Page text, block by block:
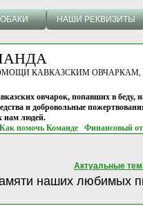
НАШИ РЕКВИЗИТЫ
КАВКАЗСКИМ ОВЧАРКАМ, г.
овчарок, попавших в беду,
и добровольные
нам людей.
Как помочь Команде Финансовый
Актуальные
наших любимых